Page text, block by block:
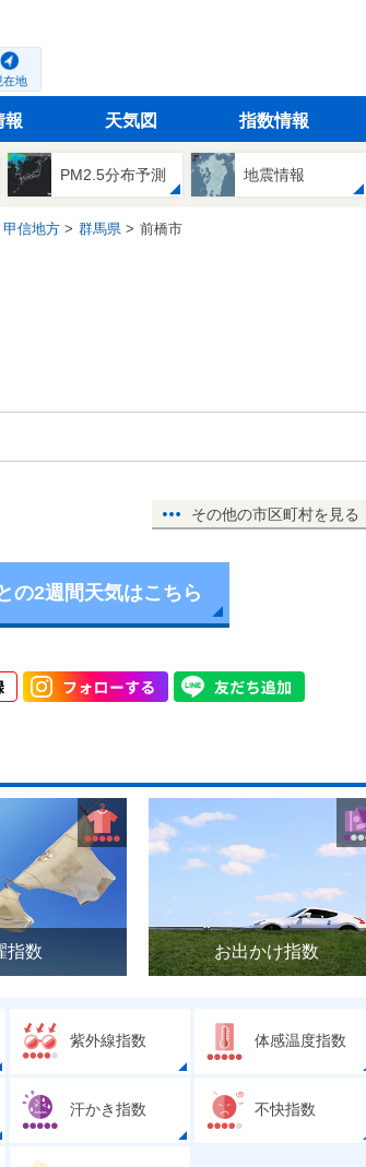
在地
報 天気図 指数情報
PM2.5分布予測 地震情報
甲信地方 群馬県 前橋市
その他の市区町村を見る
の2週間天気はこちら
指数 お出かけ指数
紫外線指数 体感温度指数
汗かき指数 不快指数